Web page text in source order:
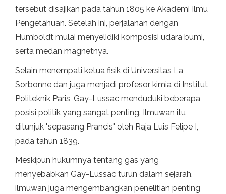
tersebut disajikan pada tahun 1805 ke Akademi Ilmu
Pengetahuan. Setelah ini, perjalanan dengan
Humboldt mulai menyelidiki komposisi udara bumi,
serta medan magnetnya.
Selain menempati ketua fisik di Universitas La
Sorbonne dan juga menjadi profesor kimia di Institut
Politeknik Paris, Gay-Lussac menduduki beberapa
posisi politik yang sangat penting. Ilmuwan itu
ditunjuk "sepasang Prancis" oleh Raja Luis Felipe I,
pada tahun 1839.
Meskipun hukumnya tentang gas yang
menyebabkan Gay-Lussac turun dalam sejarah,
ilmuwan juga mengembangkan penelitian penting